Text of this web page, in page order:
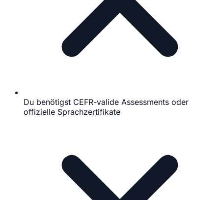
Du benötigst CEFR-valide Assessments oder
offizielle Sprachzertifikate